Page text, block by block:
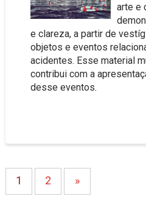
arte e
e clareza, a partir de
objetos e eventos
acidentes. Esse material
contribui com a
desse eventos.
1 2 »